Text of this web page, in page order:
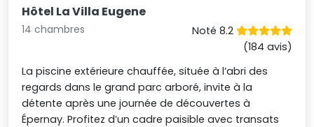
Hôtel La Villa Eugene
14 chambres
Noté 8.2
(184 avis)
La piscine extérieure chauffée, située à l’abri des
regards dans le grand parc arboré, invite à la
détente après une journée de découvertes à
Épernay. Profitez d’un cadre paisible avec transats